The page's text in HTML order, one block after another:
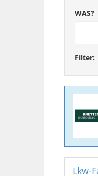
WAS?
Filter:
Lkw-